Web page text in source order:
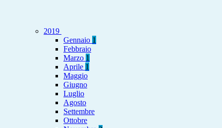
2019
Gennaio 1
Febbraio
Marzo 1
Aprile 1
Maggio
Giugno
Luglio
Agosto
Settembre
Ottobre